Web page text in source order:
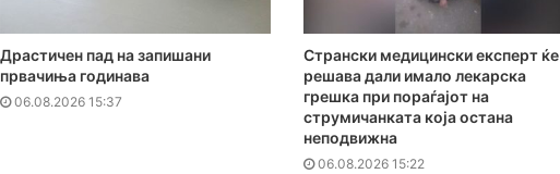
Драстичен пад на запишани
првачиња годинава
06.08.2026 15:37
Странски медицински експерт ќе
решава дали имало лекарска
грешка при пораѓајот на
струмичанката која остана
неподвижна
06.08.2026 15:22